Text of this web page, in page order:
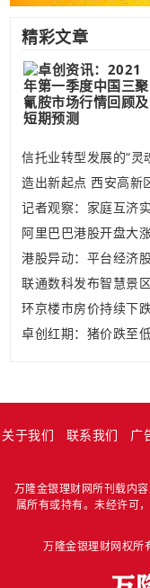
精彩文章
信托业转型发展的“灵
造出新起点 西安高新
记者观察：家庭互济
阿里巴巴港股开盘大
港股异动：平台经济
联通数科发布智慧景
环京楼市房价持续下
卓创红期：猪价跌至
关于我们 联系我们 广
万隆金银理财网所刊载内
属所有或持有。未经许可
万隆金银理财网权